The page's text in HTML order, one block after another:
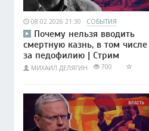
08.02.2026 21:30 СОБЫТИЯ
Почему нельзя вводить
смертную казнь, в том числе
за педофилию | Стрим
МИХАИЛ ДЕЛЯГИН 700